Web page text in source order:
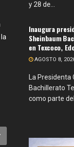
y 28 de...
Inaugura
Sheinbaum
en Texcoco,
AGOSTO 8,
La
Bachillerato
como parte